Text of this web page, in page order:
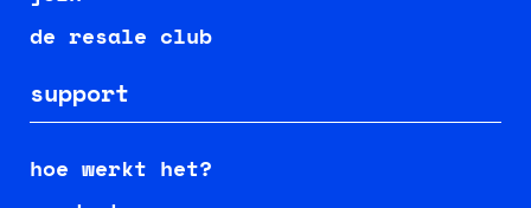
de resale club
support
hoe werkt het?